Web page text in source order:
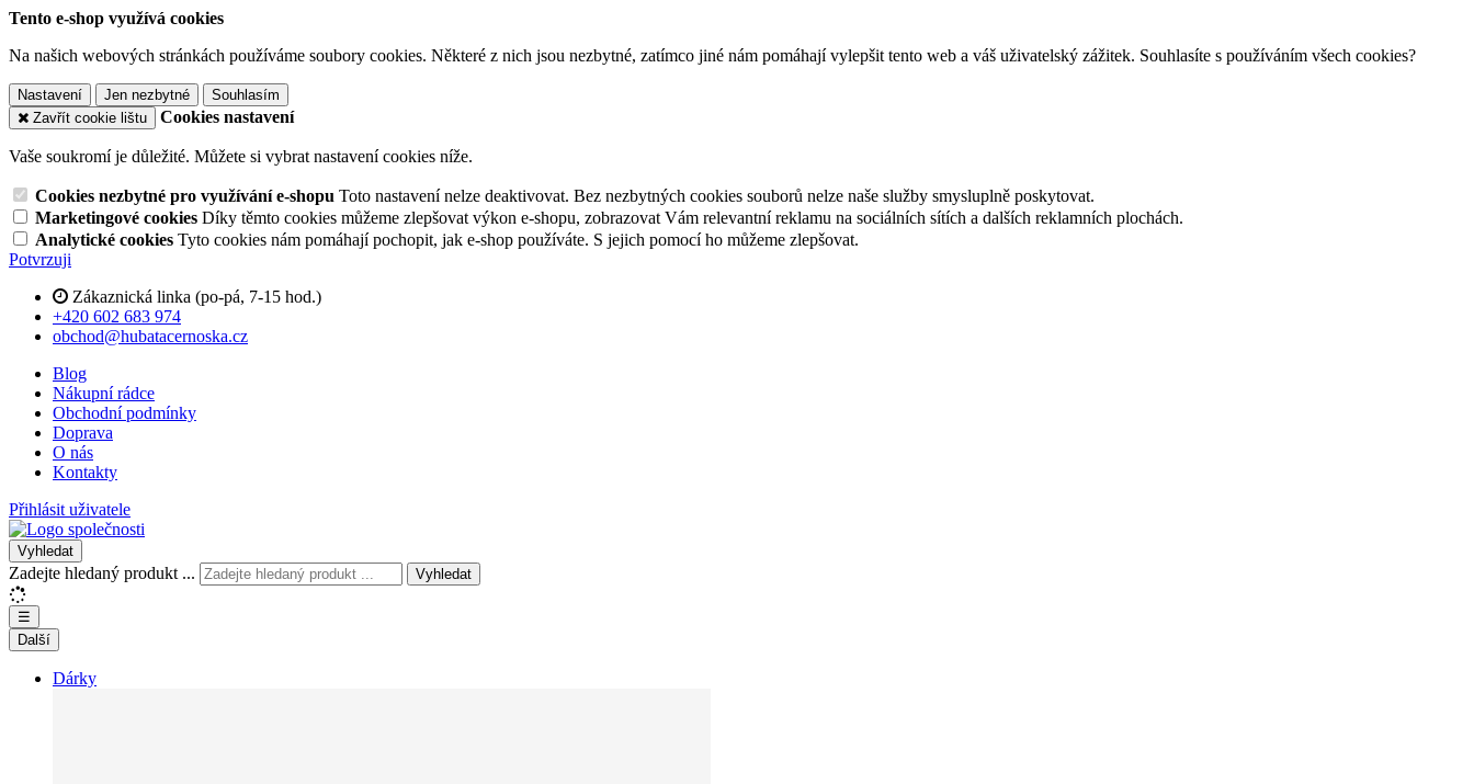
Tento e-shop využívá cookies
Na našich webových stránkách používáme soubory cookies. Některé z nich jsou nezbytné, zatímco jiné nám pomáhají vylepšit tento web a váš uživatelský zážitek. Souhlasíte s používáním všech cookies?
Nastavení Jen nezbytné
Souhlasím
Zavřít cookie lištu
Cookies nastavení
Vaše soukromí je důležité. Můžete si vybrat nastavení cookies níže.
Cookies nezbytné pro využívání e-shopu Toto nastavení nelze deaktivovat. Bez nezbytných cookies souborů nelze naše služby smysluplně poskytovat.
Marketingové cookies Díky těmto cookies můžeme zlepšovat výkon e-shopu, zobrazovat Vám relevantní reklamu na sociálních sítích a dalších reklamních plochách.
Analytické cookies Tyto cookies nám pomáhají pochopit, jak e-shop používáte. S jejich pomocí ho můžeme zlepšovat.
Potvrzuji
Zákaznická linka (po-pá, 7-15 hod.)
+420 602 683 974
obchod@hubatacernoska.cz
Blog
Nákupní rádce
Obchodní podmínky
Doprava
O nás
Kontakty
Přihlásit uživatele
Vyhledat
Zadejte hledaný produkt ... Vyhledat
☰
Další
Dárky